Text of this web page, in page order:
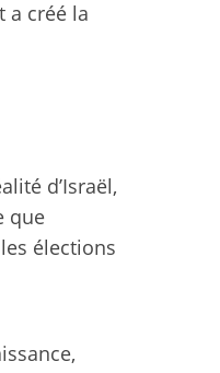
a créé la
d’Israël,
que
élections